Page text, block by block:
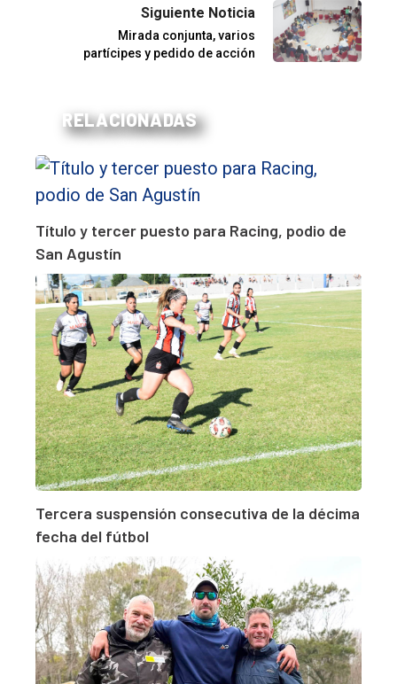
Siguiente Noticia
Mirada conjunta, varios
partícipes y pedido de acción
RELACIONADAS
Título y tercer puesto para Racing, podio de
San Agustín
Tercera suspensión consecutiva de la décima
fecha del fútbol